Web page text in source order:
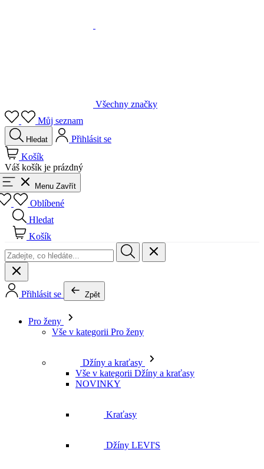
Všechny značky
Můj seznam
Hledat
Přihlásit se
Košík
Váš košík je prázdný
Menu Zavřít
Oblíbené
Hledat
Košík
Přihlásit se Zpět
Pro ženy
Vše v kategorii Pro ženy
Džíny a kraťasy
Vše v kategorii Džíny a kraťasy
NOVINKY
Kraťasy
Džíny LEVI'S